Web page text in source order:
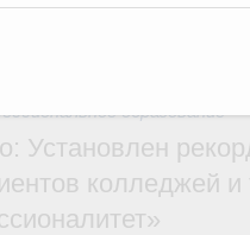
чрезвычайной
образование
Установлен
колледжей и